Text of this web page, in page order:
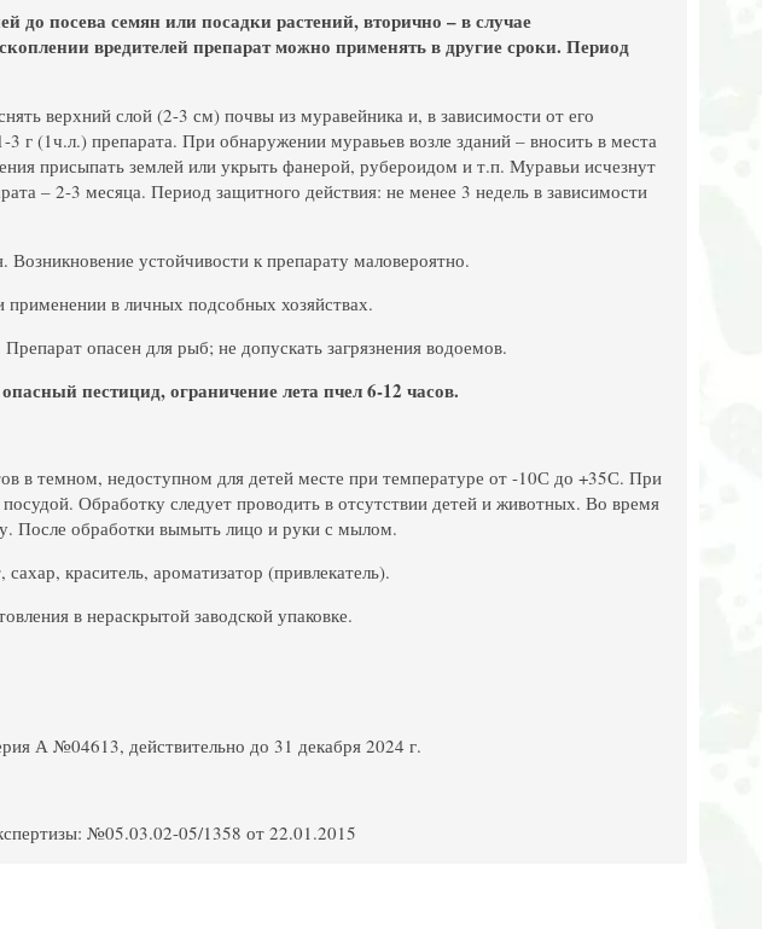
до посева семян или посадки растений, вторично – в случае
вредителей препарат можно применять в другие сроки. Период
верхний слой (2-3 см) почвы из муравейника и, в зависимости от его
г (1ч.л.) препарата. При обнаружении муравьев возле зданий – вносить в места
присыпать землей или укрыть фанерой, рубероидом и т.п. Муравьи исчезнут
– 2-3 месяца. Период защитного действия: не менее 3 недель в зависимости
устойчивости к препарату маловероятно.
в личных подсобных хозяйствах.
опасен для рыб; не допускать загрязнения водоемов.
пестицид, ограничение лета пчел 6-12 часов.
в темном, недоступном для детей месте при температуре от -10С до +35С. При
Обработку следует проводить в отсутствии детей и животных. Во время
После обработки вымыть лицо и руки с мылом.
краситель, ароматизатор (привлекатель).
в нераскрытой заводской упаковке.
А №04613, действительно до 31 декабря 2024 г.
№05.03.02-05/1358 от 22.01.2015